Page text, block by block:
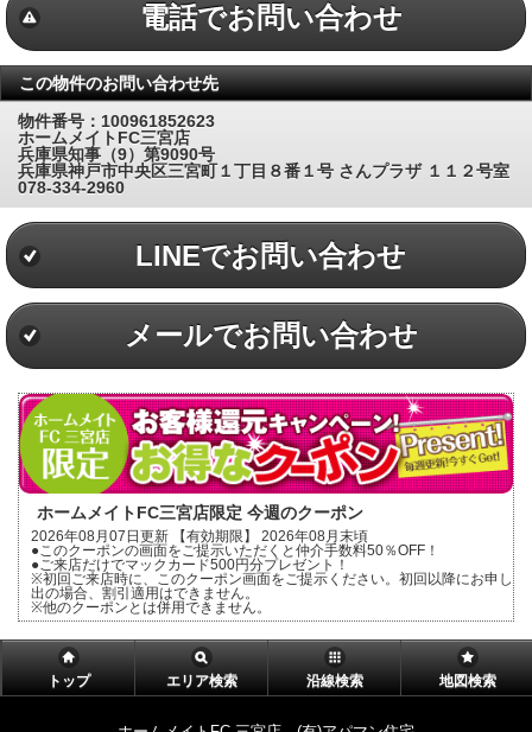
電話でお問い合わせ
この物件のお問い合わせ先
物件番号：100961852623
ホームメイトFC三宮店
兵庫県知事（9）第9090号
兵庫県神戸市中央区三宮町１丁目８番１号 さんプラザ １１２号室
078-334-2960
LINEでお問い合わせ
メールでお問い合わせ
ホームメイトFC三宮店限定 今週のクーポン
2026年08月07日更新 【有効期限】 2026年08月末頃
●このクーポンの画面をご提示いただくと仲介手数料50％OFF！
●ご来店だけでマックカード500円分プレゼント！
※初回ご来店時に、このクーポン画面をご提示ください。初回以降にお申し
出の場合、割引適用はできません。
※他のクーポンとは併用できません。
トップ エリア検索 沿線検索 地図検索